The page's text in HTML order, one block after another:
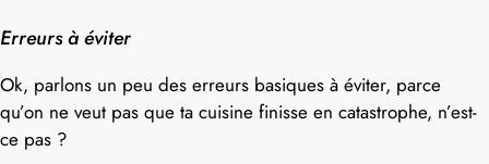
Erreurs à éviter
Ok, parlons un peu des erreurs basiques à éviter, parce
qu’on ne veut pas que ta cuisine finisse en catastrophe, n’est-
ce pas ?